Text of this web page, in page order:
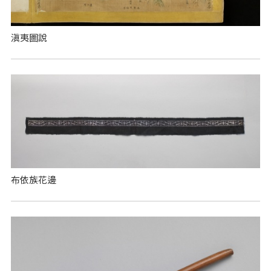
滇夷圖說
布依族花邊